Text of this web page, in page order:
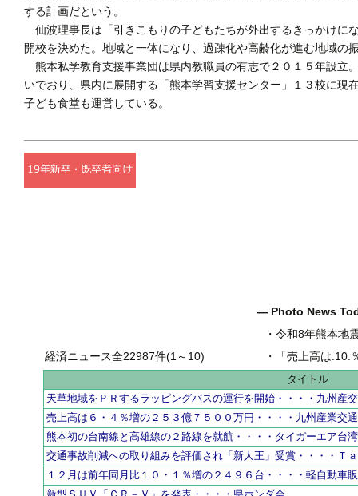
する計画だという。
仙波理事長は「引きこもりの子どもたちが外出するきっかけに
開校を決めた。地域と一体になり、過疎化や高齢化が進む地域
熊本私学教育支援事業団は県内教職員の有志で２０１５年設立
いでおり、県内に展開する「熊本学習支援センター」１３校に
子ども食堂も運営している。
― Photo News
・令和8年熊本地
・
「売上高は.10.％増の
経済ニュース全22987件(1～10)
タイトル
天草地域をＰＲするラッピングバスの運行を開始・・・・九州産
売上高は６・４％増の２５３億７５００万円・・・・九州産業交
熊本初の台南線と高雄線の２路線を就航・・・・タイガーエア台湾
交通事故削減への取り組みを評価され「新人王」受賞・・・・Ｔ
１２月は前年同月比１０・１％増の２４９６台・・・・軽自動車